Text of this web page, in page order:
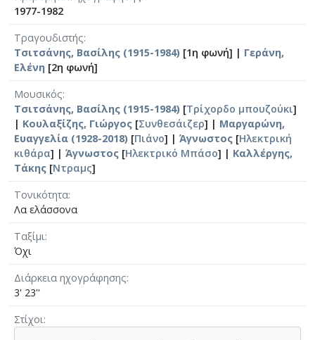
1977-1982
Τραγουδιστής
Τσιτσάνης, Βασίλης (1915-1984) [1η φωνή] | Γεράνη,
Ελένη [2η φωνή]
Μουσικός
Τσιτσάνης, Βασίλης (1915-1984) [Τρίχορδο μπουζούκι]
| Κουλαξίζης, Γιώργος [Συνθεσάιζερ] | Μαργαρώνη,
Ευαγγελία (1928-2018) [Πιάνο] | Άγνωστος [Ηλεκτρική
κιθάρα] | Άγνωστος [Ηλεκτρικό Μπάσο] | Καλλέργης,
Τάκης [Ντραμς]
Τονικότητα
Λα ελάσσονα
Ταξίμι
Όχι
Διάρκεια ηχογράφησης
3' 23''
Στίχοι